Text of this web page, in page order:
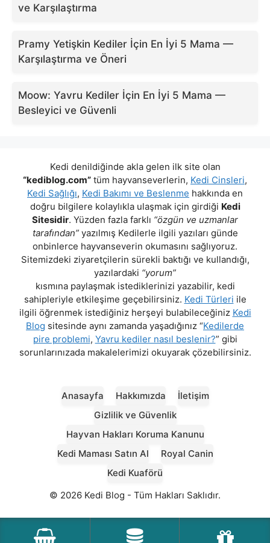
ve Karşılaştırma
Pramy Yetişkin Kediler İçin En İyi 5 Mama —
Karşılaştırma ve Öneri
Moow: Yavru Kediler İçin En İyi 5 Mama —
Besleyici ve Güvenli
Kedi denildiğinde akla gelen ilk site olan
“kediblog.com” tüm hayvanseverlerin, Kedi Cinsleri,
Kedi Sağlığı, Kedi Bakımı ve Beslenme hakkında en
doğru bilgilere kolaylıkla ulaşmak için girdiği Kedi
Sitesidir. Yüzden fazla farklı “özgün ve uzmanlar
tarafından”yazılmış Kedilerle ilgili yazıları günde
onbinlerce hayvanseverin okumasını sağlıyoruz.
Sitemizdeki ziyaretçilerin sürekli baktığı ve kullandığı,
yazılardaki “yorum”
kısmına paylaşmak istediklerinizi yazabilir, kedi
sahipleriyle etkileşime geçebilirsiniz. Kedi Türleri ile
ilgili öğrenmek istediğiniz herşeyi bulabileceğiniz Kedi
Blog sitesinde aynı zamanda yaşadığınız “Kedilerde
pire problemi, Yavru kediler nasıl beslenir?” gibi
sorunlarınızada makalelerimizi okuyarak çözebilirsiniz.
Anasayfa Hakkımızda
İletişim
Gizlilik ve Güvenlik
Hayvan Hakları Koruma Kanunu
Kedi Maması Satın Al
Royal Canin
Kedi Kuaförü
© 2026 Kedi Blog - Tüm Hakları Saklıdır.